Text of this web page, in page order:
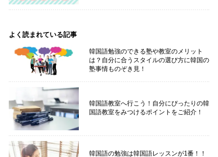
よく読まれている記事
韓国語勉強のできる塾や教室のメリット
は？自分に合うスタイルの選び方に韓国の
塾事情ものぞき見！
韓国語教室へ行こう！自分にぴったりの韓
国語教室をみつけるポイントをご紹介！
韓国語の勉強は韓国語レッスンが1番！！